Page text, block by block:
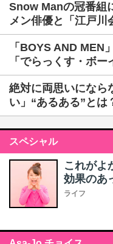
Snow Manの冠番組
メン俳優と「江戸川
「BOYS AND MEN
「でらっくす・ボ
絶対に両思いになら
い」“あるある”とは
スペシャル
これがよ
効果のあ
ライフ